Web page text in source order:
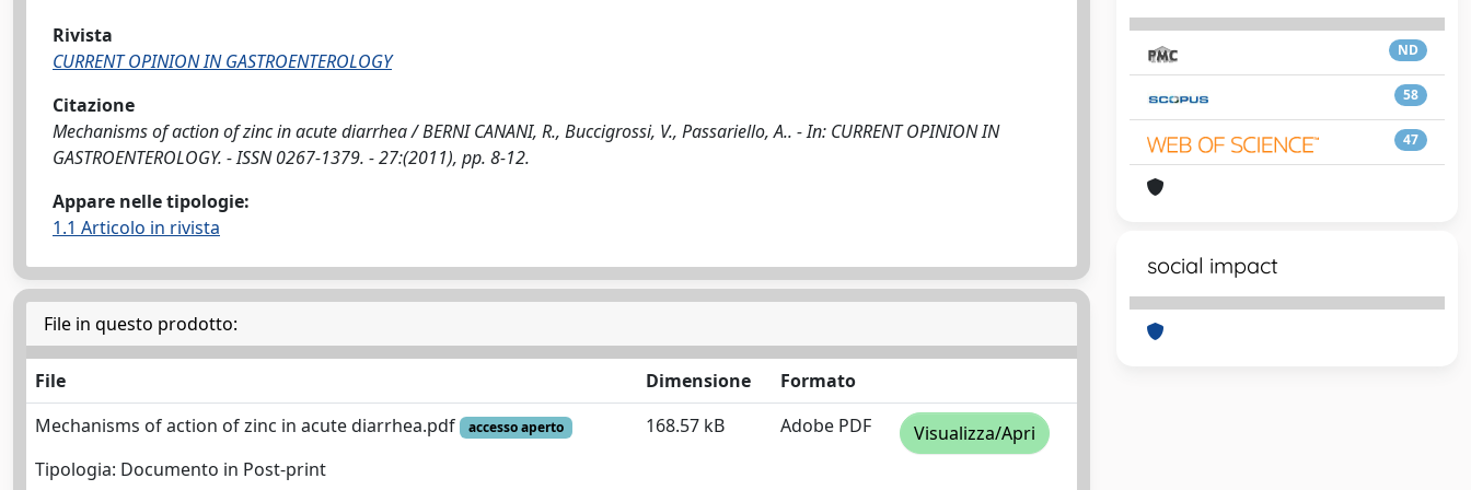
Rivista
CURRENT OPINION IN GASTROENTEROLOGY
Citazione
Mechanisms of action of zinc in acute diarrhea / BERNI CANANI, R., Buccigrossi, V., Passariello, A.. - In: CURRENT OPINION IN
GASTROENTEROLOGY. - ISSN 0267-1379. - 27:(2011), pp. 8-12.
Appare nelle tipologie:
1.1 Articolo in rivista
File in questo prodotto:
File Dimensione
Formato
Mechanisms of action of zinc in acute diarrhea.pdf
accesso aperto
Tipologia: Documento in Post-print
168.57 kB Adobe PDF Visualizza/Apri
ND
58
47
social impact